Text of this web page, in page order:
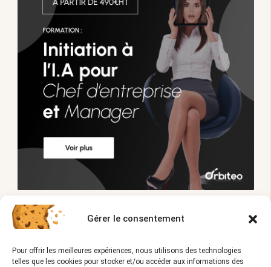
Gérer le consentement
Pour offrir les meilleures expériences, nous utilisons des technologies
telles que les cookies pour stocker et/ou accéder aux informations des